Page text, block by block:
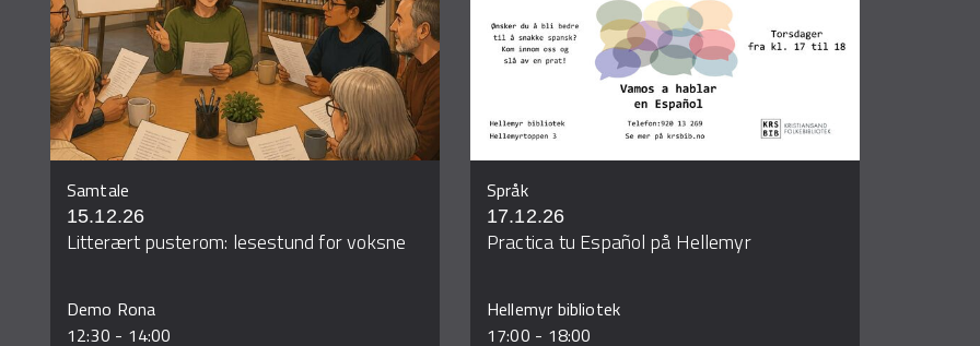
Samtale
15.12.26
Litterært pusterom: lesestund for voksne
Demo Rona
12:30 - 14:00
Språk
17.12.26
Practica tu Español på Hellemyr
Hellemyr bibliotek
17:00 - 18:00